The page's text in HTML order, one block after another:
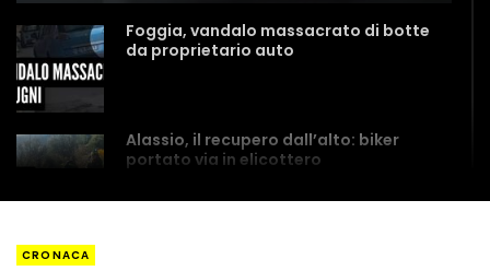
Foggia, vandalo massacrato di botte
da proprietario auto
Alassio, il recupero dall’alto: biker
portato via in elicottero
CRONACA